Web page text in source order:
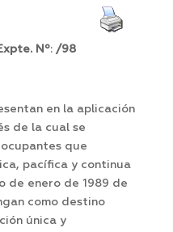
Nº: /98
en la aplicación
de la cual se
que
pacífica y continua
de enero de 1989 de
como destino
única y